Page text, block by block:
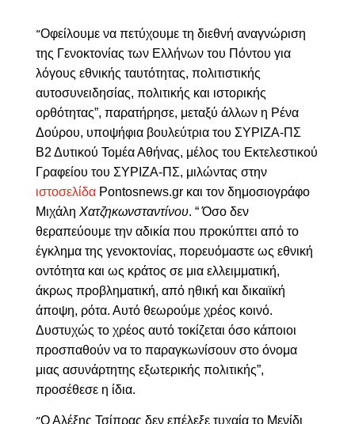
“Οφείλουμε να πετύχουμε τη διεθνή αναγνώριση
της Γενοκτονίας των Ελλήνων του Πόντου για
λόγους εθνικής ταυτότητας, πολιτιστικής
αυτοσυνειδησίας, πολιτικής και ιστορικής
ορθότητας”, παρατήρησε, μεταξύ άλλων η Ρένα
Δούρου, υποψήφια βουλεύτρια του ΣΥΡΙΖΑ-ΠΣ
Β2 Δυτικού Τομέα Αθήνας, μέλος του Εκτελεστικού
Γραφείου του ΣΥΡΙΖΑ-ΠΣ, μιλώντας στην
ιστοσελίδα Pontosnews.grκαι τον δημοσιογράφο
Μιχάλη Χατζηκωνσταντίνου. “ Όσο δεν
θεραπεύουμε την αδικία που προκύπτει από το
έγκλημα της γενοκτονίας, πορευόμαστε ως εθνική
οντότητα και ως κράτος σε μια ελλειμματική,
άκρως προβληματική, από ηθική και δικαιϊκή
άποψη, ρότα. Αυτό θεωρούμε χρέος κοινό.
Δυστυχώς το χρέος αυτό τοκίζεται όσο κάποιοι
προσπαθούν να το παραγκωνίσουν στο όνομα
μιας ασυνάρτητης εξωτερικής πολιτικής”,
προσέθεσε η ίδια.
“Ο Αλέξης Τσίπρας δεν επέλεξε τυχαία το Μενίδι